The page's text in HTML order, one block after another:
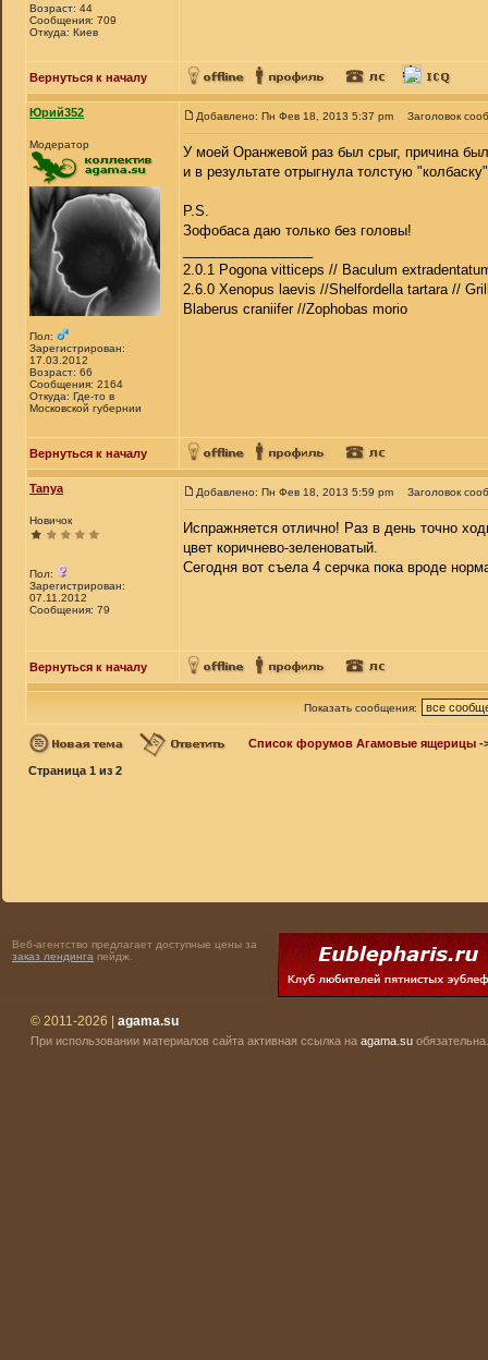
Возраст: 44
Сообщения: 709
Откуда: Киев
Вернуться к началу
Юрий352
Модератор
Пол:
Зарегистрирован:
17.03.2012
Возраст: 66
Сообщения: 2164
Откуда: Где-то в
Московской губернии
Добавлено: Пн Фев 18, 2013 5:37 pm Заголовок
У моей Оранжевой раз был срыг, причина
и в результате отрыгнула толстую
P.S.
Зофобаса даю только без головы!
2.0.1 Pogona vitticeps // Baculum
2.6.0 Xenopus laevis //Shelfordella tartara //
Blaberus craniifer //Zophobas morio
Вернуться к началу
Tanya
Новичок
Пол:
Зарегистрирован:
07.11.2012
Сообщения: 79
Добавлено: Пн Фев 18, 2013 5:59 pm Заголовок
Испражняется отлично! Раз в день точно
цвет коричнево-зеленоватый.
Сегодня вот съела 4 серчка пока вроде
Вернуться к началу
Показать сообщения:
Список форумов Агамовые ящерицы -
Страница 1 из 2
Веб-агентство предлагает доступные цены за
заказ лендинга пейдж.
© 2011-2026 | agama.su
При использовании материалов сайта активная ссылка на agama.su обязательна.